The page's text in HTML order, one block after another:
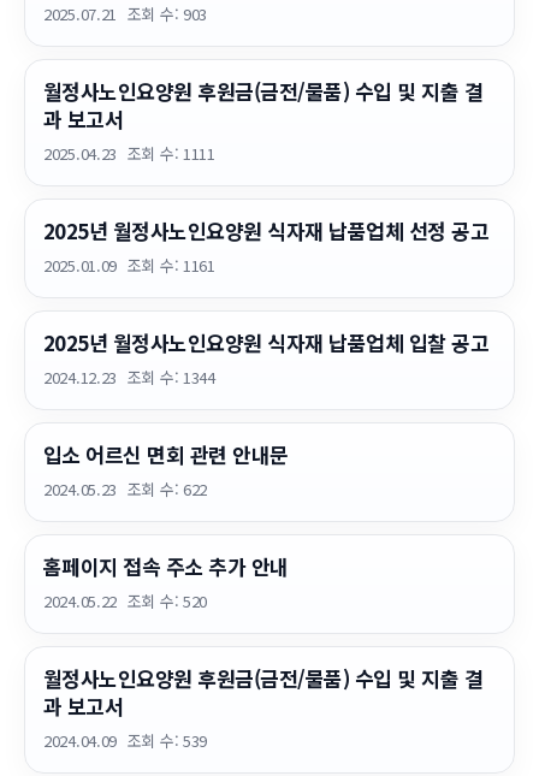
2025.07.21 조회 수: 903
월정사노인요양원 후원금(금전/물품) 수입 및 지출 결
과 보고서
2025.04.23 조회 수: 1111
2025년 월정사노인요양원 식자재 납품업체 선정 공고
2025.01.09 조회 수: 1161
2025년 월정사노인요양원 식자재 납품업체 입찰 공고
2024.12.23 조회 수: 1344
입소 어르신 면회 관련 안내문
2024.05.23 조회 수: 622
홈페이지 접속 주소 추가 안내
2024.05.22 조회 수: 520
월정사노인요양원 후원금(금전/물품) 수입 및 지출 결
과 보고서
2024.04.09 조회 수: 539